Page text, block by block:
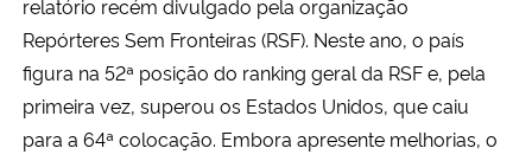
Ministério da Mulher, da Família e dos Direitos Humanos
relatório recém divulgado pela organização
Repórteres Sem Fronteiras (RSF). Neste ano, o país
figura na 52ª posição do ranking geral da RSF e, pela
primeira vez, superou os Estados Unidos, que caiu
para a 64ª colocação. Embora apresente melhorias, o